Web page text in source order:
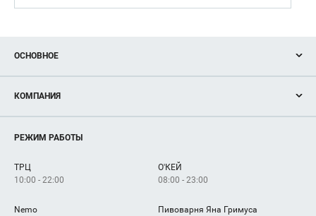
ОСНОВНОЕ
Новости
Магазины
Услуги
КОМПАНИЯ
Рекламодателям
Как добраться
РЕЖИМ РАБОТЫ
ТРЦ
10:00 - 22:00
О'КЕЙ
08:00 - 23:00
Nemo
Пивоварня Яна Гримуса